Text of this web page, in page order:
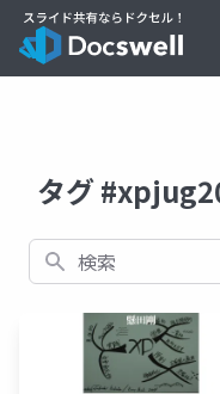
タグ
検索